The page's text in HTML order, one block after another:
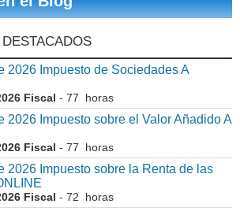
2026 Impuesto de Sociedades A
Fiscal - 77 horas
2026 Impuesto sobre el Valor Añadido A
Fiscal - 77 horas
2026 Impuesto sobre la Renta de las
Fiscal - 72 horas